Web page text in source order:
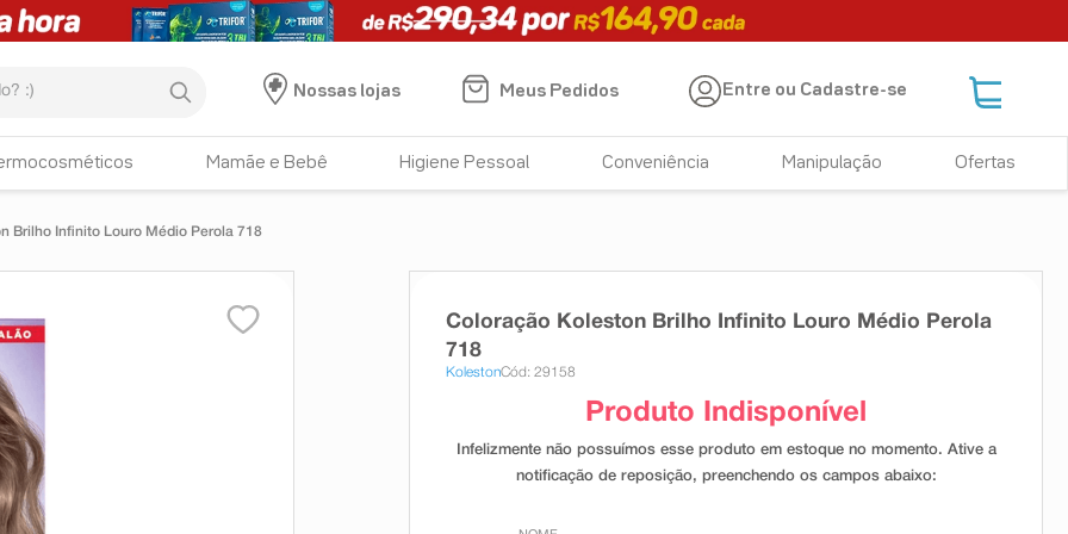
Nossas lojas
Meus Pedidos Entre ou Cadastre-se
Mamãe e Bebê Higiene Pessoal Conveniência Manipulação Ofertas
Brilho Infinito Louro Médio Perola 718
Coloração Koleston Brilho Infinito Louro Médio Perola
718
KolestonCód: 29158